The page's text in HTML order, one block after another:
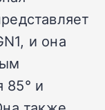
и она
85° и